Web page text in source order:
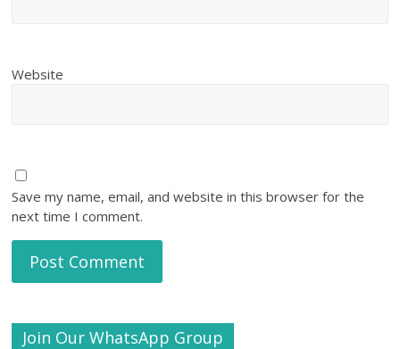
Website
Save my name, email, and website in this browser for the
next time I comment.
Join Our WhatsApp Group